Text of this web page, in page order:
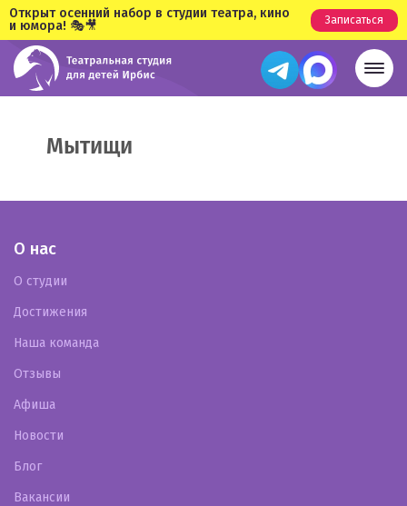
Открыт осенний набор в студии театра, кино
и юмора! 🎭🎥
Записаться
Мытищи
О нас
О студии
Достижения
Наша команда
Отзывы
Афиша
Новости
Блог
Вакансии